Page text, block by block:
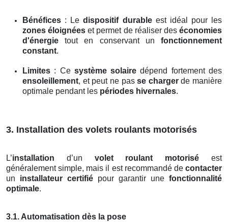
Bénéfices : Ledispositif durableest idéal pour les
zones éloignées et permet de réaliser deséconomies
d'énergie tout en conservant un fonctionnement
constant.
Limites : Ce système solaire dépend fortement des
ensoleillement, et peut ne passe chargerde manière
optimale pendant les périodes hivernales.
3. Installation des volets roulants motorisés
L’installation d’un volet roulant motorisé est
généralement simple, mais il est recommandé de contacter
un installateur certifié pour garantir une fonctionnalité
optimale.
3.1. Automatisation dès la pose